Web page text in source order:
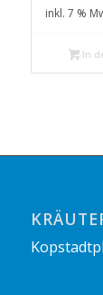
inkl. 7 %
In